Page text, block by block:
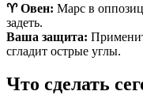
♈️ Овен: Марс в
задеть.
Ваша защита:
сгладит острые углы.
Что сделать